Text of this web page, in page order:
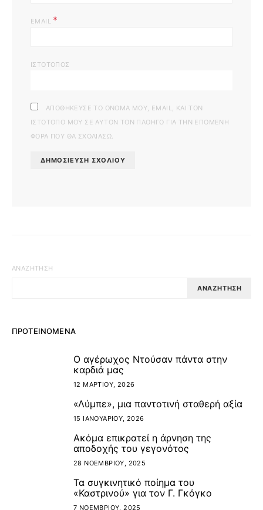
EMAIL *
ΙΣΤΌΤΟΠΟΣ
ΑΠΟΘΉΚΕΥΣΕ ΤΟ ΌΝΟΜΆ ΜΟΥ, EMAIL, ΚΑΙ ΤΟΝ
ΙΣΤΌΤΟΠΟ ΜΟΥ ΣΕ ΑΥΤΌΝ ΤΟΝ ΠΛΟΗΓΌ ΓΙΑ ΤΗΝ ΕΠΌΜΕΝΗ
ΦΟΡΆ ΠΟΥ ΘΑ ΣΧΟΛΙΆΣΩ.
ΑΝΑΖΉΤΗΣΗ
ΑΝΑΖΉΤΗΣΗ
ΠΡΟΤΕΙΝΌΜΕΝΑ
Ο αγέρωχος Ντούσαν πάντα στην
καρδιά μας
12 ΜΑΡΤΊΟΥ, 2026
«Λύμπε», μια παντοτινή σταθερή αξία
15 ΙΑΝΟΥΑΡΊΟΥ, 2026
Ακόμα επικρατεί η άρνηση της
αποδοχής του γεγονότος
28 ΝΟΕΜΒΡΊΟΥ, 2025
Τα συγκινητικό ποίημα του
«Καστρινού» για τον Γ. Γκόγκο
7 ΝΟΕΜΒΡΊΟΥ, 2025